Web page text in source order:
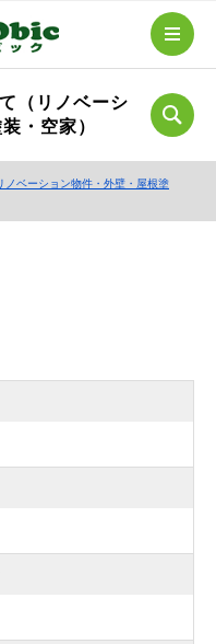
（リノベーシ
・空家）
ベーション物件・外壁・屋根塗